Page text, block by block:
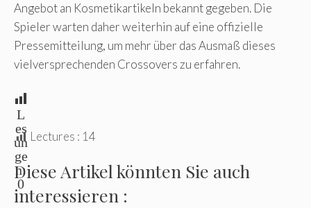
Angebot an Kosmetikartikeln bekannt gegeben. Die
Spieler warten daher weiterhin auf eine offizielle
Pressemitteilung, um mehr über das Ausmaß dieses
vielversprechenden Crossovers zu erfahren.
L
es
un
ge
n:
0
Lectures : 14
Diese Artikel könnten Sie auch
interessieren :